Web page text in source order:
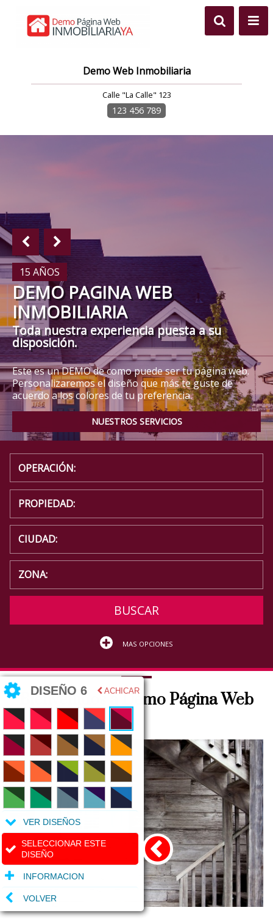
DISEÑO 6 ACHICAR
VER DISEÑOS
SELECCIONAR ESTE
DISEÑO
INFORMACION
VOLVER
Demo Web Inmobiliaria
Calle "La Calle" 123
123 456 789
15 AÑOS
DEMO PAGINA WEB
INMOBILIARIA
Toda nuestra experiencia puesta a su
disposición.
Este es un DEMO de como puede ser tu página web.
Personalizaremos el diseño que más te guste de
acuerdo a los colores de tu preferencia.
NUESTROS SERVICIOS
BUSCAR
MAS OPCIONES
Bienvenidos a Demo Página Web